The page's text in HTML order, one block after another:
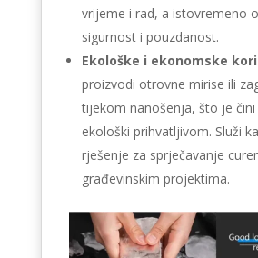
vrijeme i rad, a istovremeno
sigurnost i pouzdanost.
Ekološke i ekonomske
proizvodi otrovne mirise ili
tijekom nanošenja, što je
ekološki prihvatljivom. Služi
rješenje za sprječavanje
građevinskim projektima.